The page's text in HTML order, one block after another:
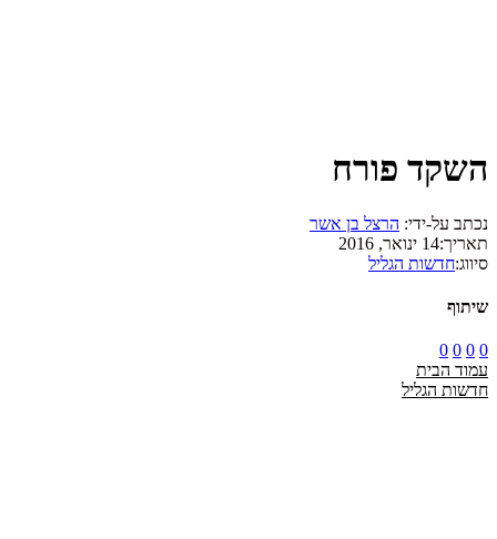
השקד פורח
נכתב על-ידי: הרצל בן אשר
תאריך:14 ינואר, 2016
סיווג:חדשות הגליל
שיתוף
0
0
0
0
עמוד הבית
חדשות הגליל